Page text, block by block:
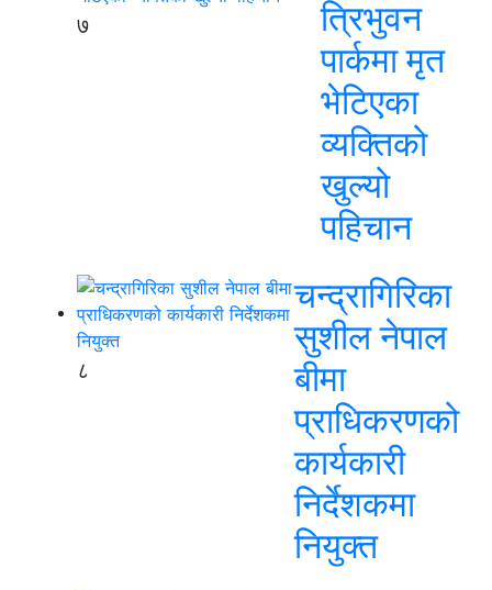
७
त्रिभुवन
पार्कमा मृत
भेटिएका
व्यक्तिको
खुल्यो
पहिचान
८
चन्द्रागिरिका
सुशील नेपाल
बीमा
प्राधिकरणको
कार्यकारी
निर्देशकमा
नियुक्त